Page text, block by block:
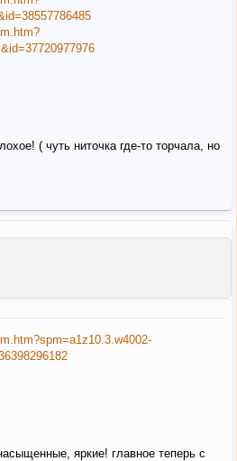
( чуть ниточка где-то торчала, но
яркие! главное теперь с